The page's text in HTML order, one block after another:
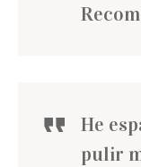
He
pulir